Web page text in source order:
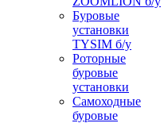
Буровые
установки
TYSIM б/у
Роторные
буровые
установки
Самоходные
буровые